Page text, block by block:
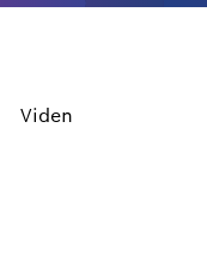
Viden